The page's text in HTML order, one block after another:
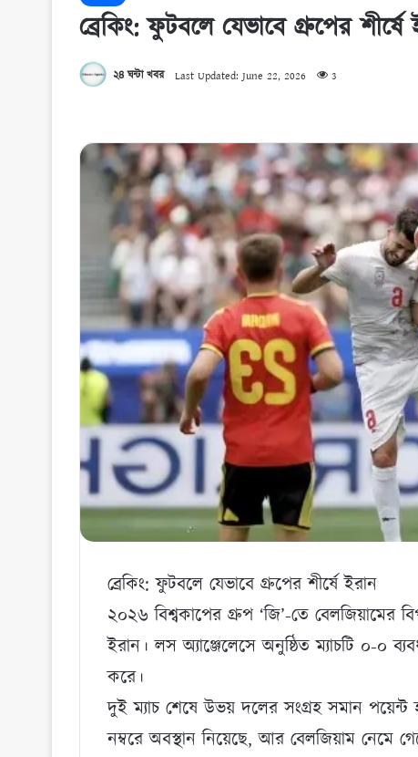
ব্রেকিং: ফুটবলে যেভাবে গ্রুপের শীর্ষে
২৪ ঘন্টা খবর Last Updated: June 22, 2026 3
ব্রেকিং: ফুটবলে যেভাবে গ্রুপের শীর্ষে ইরান
২০২৬ বিশ্বকাপের গ্রুপ ‘জি’-তে বেলজিয়ামের
ইরান। লস অ্যাঞ্জেলেসে অনুষ্ঠিত ম্যাচটি ০-০
করে।
দুই ম্যাচ শেষে উভয় দলের সংগ্রহ সমান
নম্বরে অবস্থান নিয়েছে, আর বেলজিয়াম নেমে